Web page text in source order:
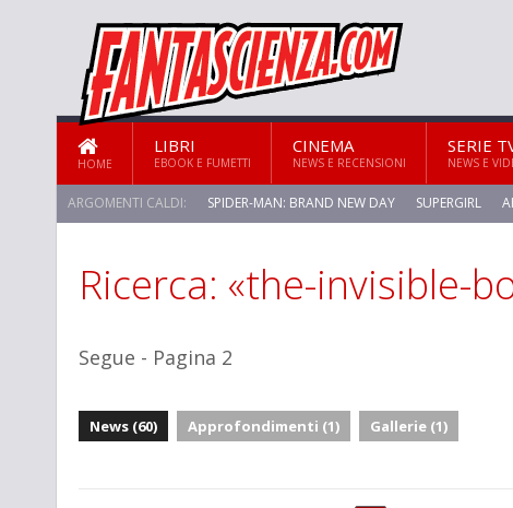
HOME
LIBRI
EBOOK E FUMETTI
CINEMA
NEWS E RECENSIONI
SERIE
NEWS E
ARGOMENTI CALDI: SPIDER-MAN: BRAND NEW DAY SUPERGIRL
Ricerca: «the-invisible-
Segue - Pagina 2
News (60) Approfondimenti (1) Gallerie (1)